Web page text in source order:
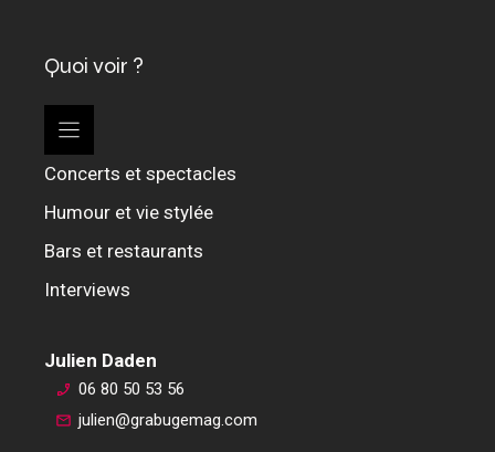
Quoi voir ?
Concerts et spectacles
Humour et vie stylée
Bars et restaurants
Interviews
Julien Daden
06 80 50 53 56
julien@grabugemag.com